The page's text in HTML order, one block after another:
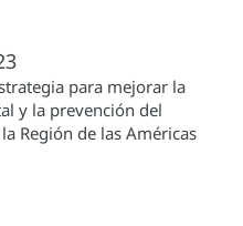
para mejorar la
y la prevención del
Región de las Américas